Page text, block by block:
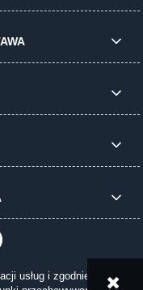
usług i zgodnie z